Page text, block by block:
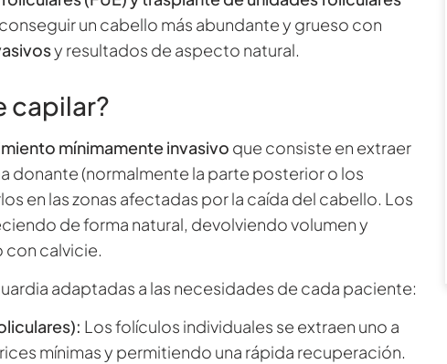
un cabello más abundante y grueso con
y resultados de aspecto natural.
capilar?
mínimamente invasivo que consiste en extraer
donante (normalmente la parte posterior o los
en las zonas afectadas por la caída del cabello. Los
de forma natural, devolviendo volumen y
con calvicie.
adaptadas a las necesidades de cada paciente:
Los folículos individuales se extraen uno a
mínimas y permitiendo una rápida recuperación.